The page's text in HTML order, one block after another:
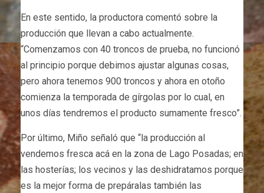
En este sentido, la productora comentó sobre la
producción que llevan a cabo actualmente.
“Comenzamos con 40 troncos de prueba, no funcionó
al principio porque debimos ajustar algunas cosas,
pero ahora tenemos 900 troncos y ahora en otoño
comienza la temporada de gírgolas por lo cual, en
unos días tendremos el producto sumamente fresco”.
Por último, Miño señaló que “la producción al
vendemos fresca acá en la zona de Lago Posadas; en
las hosterías; los vecinos y las deshidratamos porque
es la mejor forma de prepáralas también las